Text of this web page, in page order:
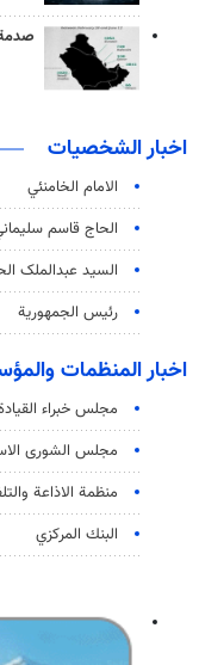
صدمة
اخبار الشخصيات
الامام الخامنئي
الحاج قاسم
السید عبدالملک
رئيس الجمهورية
اخبار المنظمات
مجلس خبراء
مجلس الشورى
منظمة الاذاعة
البنك المركزي